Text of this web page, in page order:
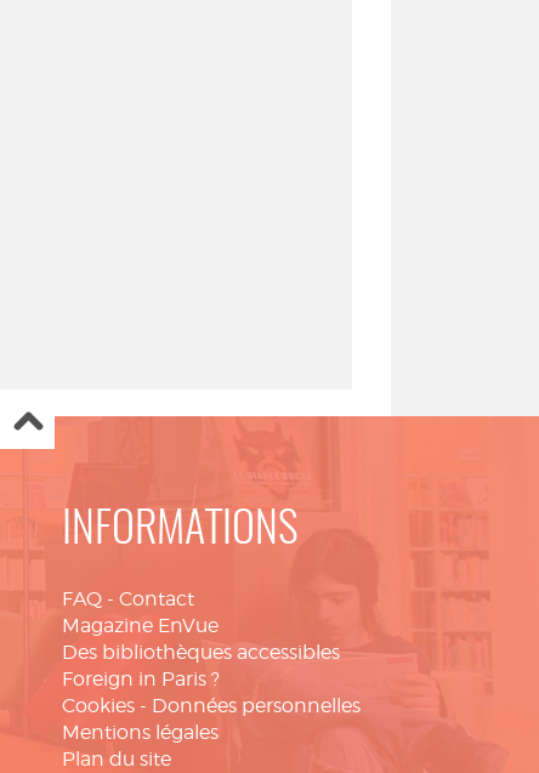
INFORMATIONS
FAQ - Contact
Magazine EnVue
Des bibliothèques accessibles
Foreign in Paris ?
Cookies - Données personnelles
Mentions légales
Plan du site